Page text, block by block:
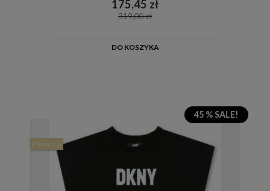
175,45 zł
319,00 zł
DO KOSZYKA
45 % SALE!
Promocja